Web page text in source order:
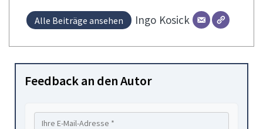
Alle Beiträge ansehen Ingo Kosick
Feedback an den Autor